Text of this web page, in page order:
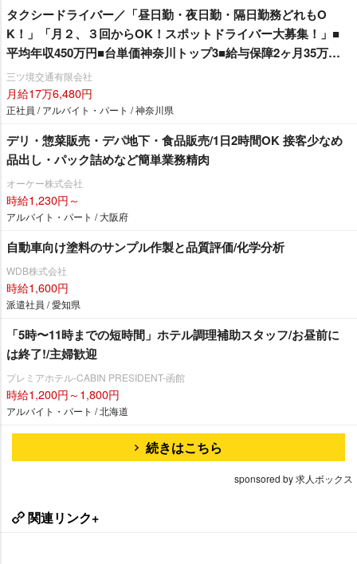
タクシードライバー／「昼日勤・夜日勤・隔日勤務どれもO
K！」「月２、３回からOK！スポットドライバー大募集！」■
平均年収450万円■台単価神奈川トップ3■給与保障2ヶ月35万円■
高収入のヒケツは都内と違う「リピーターの多さ」「安定した
営業」ができるから！
三ツ境交通有限会社
月給17万6,480円
正社員 / アルバイト・パート / 神奈川県
デリ・惣菜販売・デパ地下・食品販売/1日2時間OK 接客少なめ
品出し・パック詰めなど簡単業務精肉
オーケー株式会社
時給1,230円～
アルバイト・パート / 大阪府
自動車向け塗料のサンプル作製と品質評価/化学分析
WDB株式会社
時給1,600円
派遣社員 / 愛知県
「5時〜11時までの短時間」ホテル調理補助スタッフ/お昼前に
は終了!/主婦歓迎
プレミアホテル-CABIN PRESIDENT-函館
時給1,200円～1,800円
アルバイト・パート / 北海道
続きはこちら
sponsored by 求人ボックス
関連リンク+